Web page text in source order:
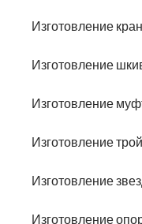
Изготовление
Изготовление
Изготовление
Изготовление
Изготовление
Изготовление